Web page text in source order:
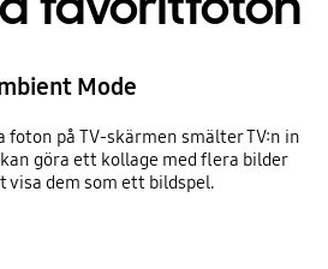
Mode
foton på TV-skärmen smälter TV:n in
göra ett kollage med flera bilder
visa dem som ett bildspel.